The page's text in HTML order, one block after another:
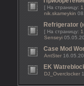
[ На страницу: 1
nik.skameykin
Refrigerator
[ На страницу: 1
Senseyi
Case Mod
AntSter
EK
DJ_Overclocker